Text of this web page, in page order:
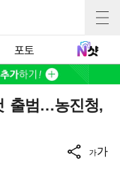
포토
출범…농진청,
가가